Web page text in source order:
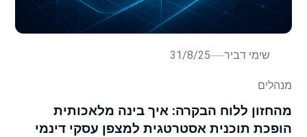
שימי דביר 31/8/25
מנהלים
מהחזון ללוח הבקרה: איך בינה מלאכותית
הופכת תוכנית אסטרטגית למצפן עסקי דינמי